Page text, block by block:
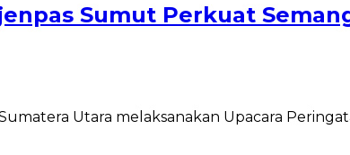
Sumut Perkuat
Utara melaksanakan Upacara